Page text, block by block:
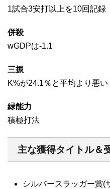
1試合3安打以上を10回記録
併殺
wGDPは-1.1
三振
K%が24.1％と平均より悪い
緑能力
積極打法
主な獲得タイトル＆
シルバースラッガー賞(